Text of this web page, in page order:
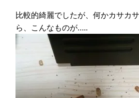
比較的綺麗でしたが、何かカサカ
ら、こんなものが…..